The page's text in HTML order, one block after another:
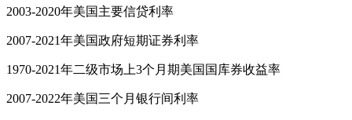
2003-2020年美国主要信贷利率
2007-2021年美国政府短期证券利率
1970-2021年二级市场上3个月期美国国库券收益率
2007-2022年美国三个月银行间利率